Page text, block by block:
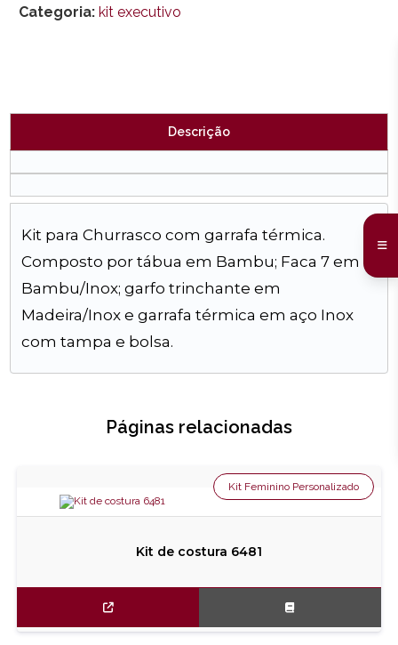
Categoria: kit executivo
Descrição
Kit para Churrasco com garrafa térmica.
Composto por tábua em Bambu; Faca 7 em
Bambu/Inox; garfo trinchante em
Madeira/Inox e garrafa térmica em aço Inox
com tampa e bolsa.
Páginas relacionadas
Kit de costura 6481
Kit Feminino Personalizado